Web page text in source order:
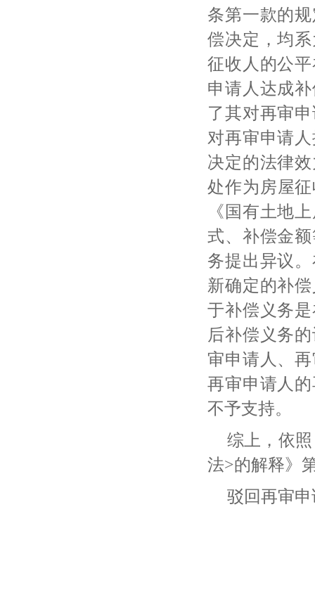
条第一款的
偿决定，均
征收人的公
申请人达成
了其对再审
对再审申请
决定的法律
处作为房屋
《国有土地
式、补偿金
务提出异议
新确定的补
于补偿义务
后补偿义务
审申请人、
再审申请人
不予支持。
综上，依
法>的解释》
驳回再审